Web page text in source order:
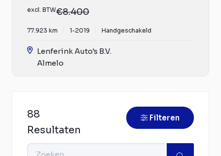
excl. BTW€8.400
77.923 km 1-2019 Handgeschakeld
Lenferink Auto's B.V.
Almelo
88
Resultaten
Filteren